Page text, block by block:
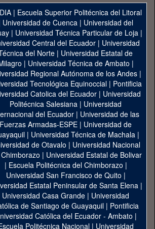
| Escuela Superior Politécnica del Litoral
Universidad de Cuenca| Universidad del
| Universidad Técnica Particular de Loja|
Central del Ecuador| Universidad
del Norte | Universidad Estatal de
| Universidad Técnica de Ambato |
Regional Autónoma de los Andes|
Tecnológica Equinoccial| Pontificia
Catolica del Ecuador | Universidad
Politécnica Salesiana | Universidad
del Ecuador | Universidad de las
Fuerzas Armadas-ESPE | Universidad de
| Universidad Técnica de Machala|
de Otavalo | Universidad Nacional
| Universidad Estatal de Bolivar
| Escuela Politécnica del Chimborazo |
Universidad San Francisco de Quito |
Estatal Peninsular de Santa Elena|
Universidad Casa Grande | Universidad
de Santiago de Guayaquil| Pontificia
Católica del Ecuador - Ambato |
Politécnica Nacional| Universidad